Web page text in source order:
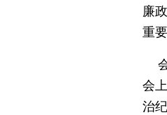
廉
重
会
会
治